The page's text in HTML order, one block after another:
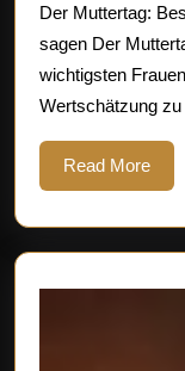
Der Muttertag:
sagen Der
wichtigsten
Wertschätzung
Read MoreRead
More